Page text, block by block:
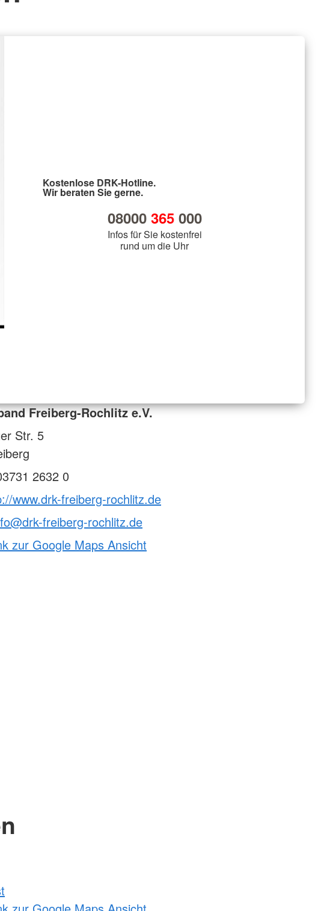
Kostenlose DRK-Hotline.
Wir beraten Sie gerne.
08000 365000
Infos für Sie kostenfrei
rund um die Uhr
Freiberg-Rochlitz e.V.
Str. 5
2632 0
www.drk-freiberg-rochlitz.de
freiberg-rochlitz.de
zur Google Maps Ansicht